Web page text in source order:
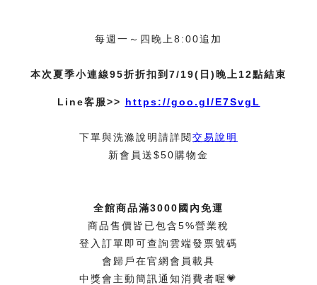
每週一～四晚上8:00追加
本次夏季小連線95折折扣到7/19(日)晚上12點結束
Line客服>> https://goo.gl/E7SvgL
下單與洗滌說明請詳閱交易說明
新會員送$50購物金
全館商品滿3000國內免運
商品售價皆已包含5%營業稅
登入訂單即可查詢雲端發票號碼
會歸戶在官網會員載具
中獎會主動簡訊通知消費者喔💗